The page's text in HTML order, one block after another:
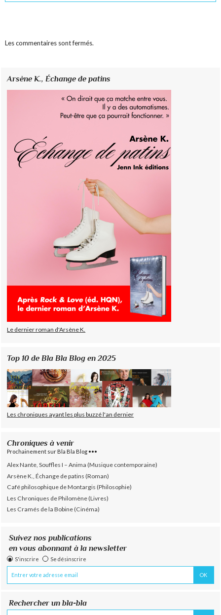
Les commentaires sont fermés.
Arsène K.,Échange de patins
Le dernier roman d'Arsène K.
Top 10 de Bla Bla Blog en 2025
Les chroniques ayant les plus buzzé l'an dernier
Chroniques à venir
Prochainement sur Bla Bla Blog •••
Alex Nante, Souffles I – Anima (Musique contemporaine)
Arsène K., Échange de patins (Roman)
Café philosophique de Montargis (Philosophie)
Les Chroniques de Philomène (Livres)
Les Cramés de la Bobine (Cinéma)
Suivez nos publications
en vous abonnant à la newsletter
S'inscrire Se désinscrire
Rechercher un bla-bla